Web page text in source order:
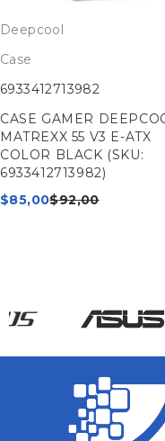
Deepcool
Case
6933412713982
CASE GAMER
MATREXX 55 V3 E-ATX
COLOR BLACK (SKU:
6933412713982)
$92,00
$85,00